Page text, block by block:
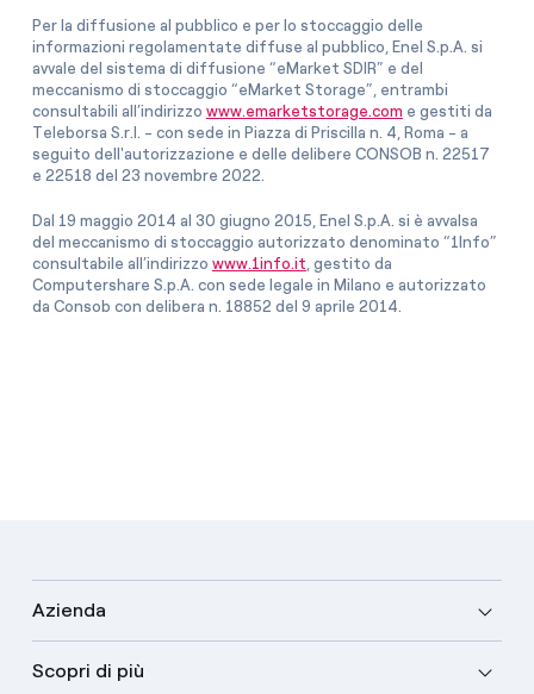
Per la diffusione al pubblico e per lo stoccaggio delle
informazioni regolamentate diffuse al pubblico, Enel S.p.A. si
avvale del sistema di diffusione “eMarket SDIR” e del
meccanismo di stoccaggio “eMarket Storage”, entrambi
consultabili all’indirizzo www.emarketstorage.com e gestiti da
Teleborsa S.r.l. - con sede in Piazza di Priscilla n. 4, Roma - a
seguito dell'autorizzazione e delle delibere CONSOB n. 22517
e 22518 del 23 novembre 2022.
Dal 19 maggio 2014 al 30 giugno 2015, Enel S.p.A. si è avvalsa
del meccanismo di stoccaggio autorizzato denominato “1Info”
consultabile all’indirizzo www.1info.it , gestito da
Computershare S.p.A. con sede legale in Milano e autorizzato
da Consob con delibera n. 18852 del 9 aprile 2014.
Azienda
Scopri di più